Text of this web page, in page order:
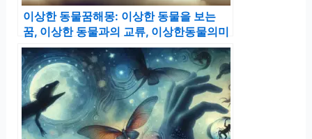
이상한 동물꿈해몽: 이상한 동물을 보는
꿈, 이상한 동물과의 교류, 이상한동물의미